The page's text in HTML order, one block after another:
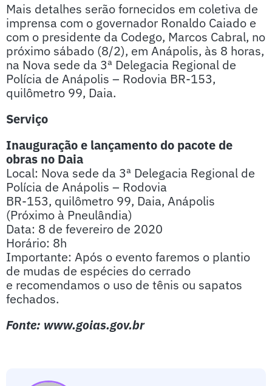
Mais detalhes serão fornecidos em coletiva de
imprensa com o governador Ronaldo Caiado e
com o presidente da Codego, Marcos Cabral, no
próximo sábado (8/2), em Anápolis, às 8 horas,
na Nova sede da 3ª Delegacia Regional de
Polícia de Anápolis – Rodovia BR-153,
quilômetro 99, Daia.
Serviço
Inauguração e lançamento do pacote de
obras no Daia
Local: Nova sede da 3ª Delegacia Regional de
Polícia de Anápolis – Rodovia
BR-153, quilômetro 99, Daia, Anápolis
(Próximo à Pneulândia)
Data: 8 de fevereiro de 2020
Horário: 8h
Importante: Após o evento faremos o plantio
de mudas de espécies do cerrado
e recomendamos o uso de tênis ou sapatos
fechados.
Fonte: www.goias.gov.br